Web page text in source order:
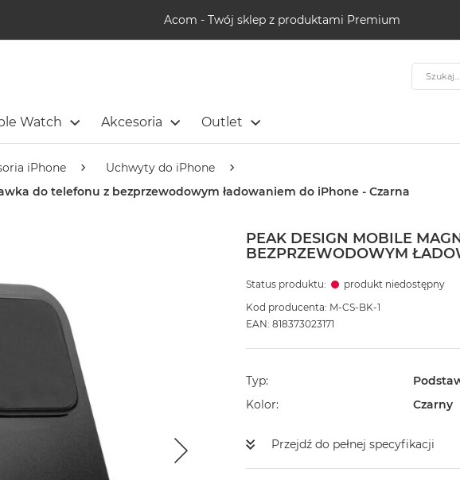
Acom - Twój sklep z produktami Premium
Watch Akcesoria Outlet
Szukaj
iPhone
Uchwyty do iPhone
do telefonu z bezprzewodowym ładowaniem do iPhone - Czarna
PEAK DESIGN MOBILE
BEZPRZEWODOWYM
Status produktu:
produkt niedostępny
Kod producenta: M-CS-BK-1
EAN: 818373023171
Typ
Kolor
Czarny
Przejdź do pełnej specyfikacji